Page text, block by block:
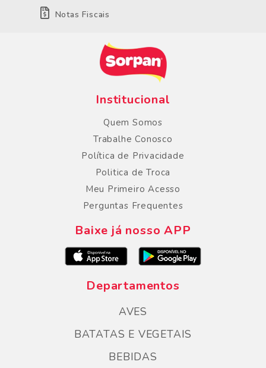
Notas Fiscais
Institucional
Quem Somos
Trabalhe Conosco
Política de Privacidade
Politica de Troca
Meu Primeiro Acesso
Perguntas Frequentes
Baixe já nosso APP
Departamentos
AVES
BATATAS E VEGETAIS
BEBIDAS